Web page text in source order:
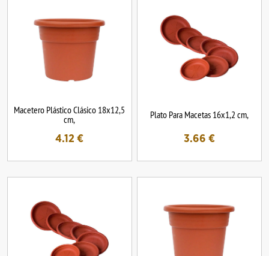
Macetero Plástico Clásico 18x12,5
cm,
4.12 €
Plato Para Macetas 16x1,2 cm,
3.66 €